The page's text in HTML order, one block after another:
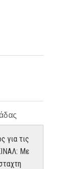
για τις
Με